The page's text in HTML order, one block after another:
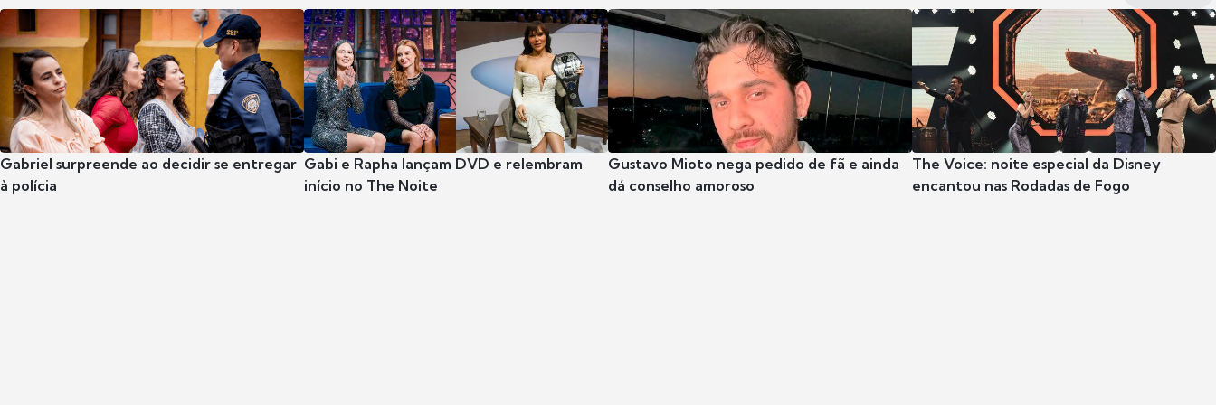
Gabriel surpreende ao decidir se entregar
à polícia
Gabi e Rapha lançam DVD e relembram
início no The Noite
Gustavo Mioto nega pedido de fã e ainda
dá conselho amoroso
The Voice: noite especial da Disney
encantou nas Rodadas de Fogo